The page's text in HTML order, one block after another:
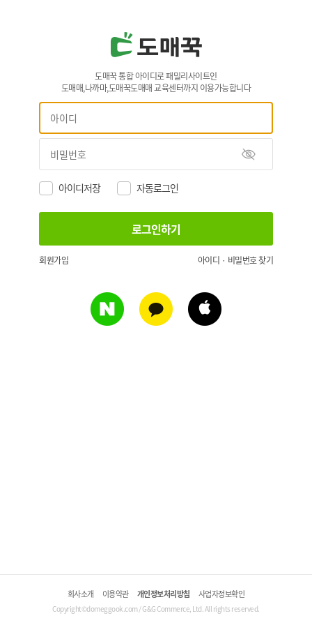
도매꾹 통합 아이디로 패밀리사이트인
도매매,나까마,도매꾹도매매 교육센터까지 이용가능합니다
아이디저장 자동로그인
회원가입 아이디 · 비밀번호 찾기
회사소개 이용약관 개인정보처리방침 사업자정보확인
Copyright©domeggook.com / G&G Commerce, Ltd. All rights reserved.